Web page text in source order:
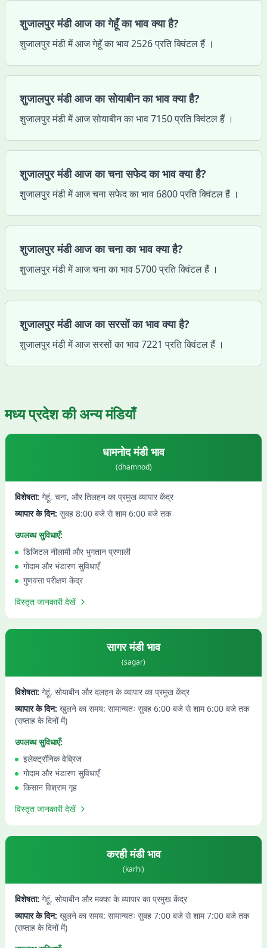
शुजालपुर मंडी आज का गेहूँ का भाव क्या है?
शुजालपुर मंडी में आज गेहूँ का भाव 2526 प्रति क्विंटल हैं ।
शुजालपुर मंडी आज का सोयाबीन का भाव क्या है?
शुजालपुर मंडी में आज सोयाबीन का भाव 7150 प्रति क्विंटल हैं ।
शुजालपुर मंडी आज का चना सफेद का भाव क्या है?
शुजालपुर मंडी में आज चना सफेद का भाव 6800 प्रति क्विंटल हैं ।
शुजालपुर मंडी आज का चना का भाव क्या है?
शुजालपुर मंडी में आज चना का भाव 5700 प्रति क्विंटल हैं ।
शुजालपुर मंडी आज का सरसों का भाव क्या है?
शुजालपुर मंडी में आज सरसों का भाव 7221 प्रति क्विंटल हैं ।
मध्य प्रदेशकी अन्य मंडियाँ
धामनोदमंडी भाव
(dhamnod)
विशेषता: गेहूं, चना, और तिलहन का प्रमुख व्यापार केंद्र
व्यापार के दिन: सुबह 8:00 बजे से शाम 6:00 बजे तक
उपलब्ध सुविधाएँ:
डिजिटल नीलामी और भुगतान प्रणाली
गोदाम और भंडारण सुविधाएँ
गुणवत्ता परीक्षण केंद्र
विस्तृत जानकारी देखें
सागरमंडी भाव
(sagar)
विशेषता: गेहूं, सोयाबीन और दलहन के व्यापार का प्रमुख केंद्र
व्यापार के दिन: खुलने का समय: सामान्यतः सुबह 6:00 बजे से शाम 6:00 बजे तक
(सप्ताह के दिनों में)
उपलब्ध सुविधाएँ:
इलेक्ट्रॉनिक वेब्रिज
गोदाम और भंडारण सुविधाएँ
किसान विश्राम गृह
विस्तृत जानकारी देखें
करहीमंडी भाव
(karhi)
विशेषता: गेहूं, सोयाबीन और मक्का के व्यापार का प्रमुख केंद्र
व्यापार के दिन: खुलने का समय: सामान्यतः सुबह 7:00 बजे से शाम 7:00 बजे तक
(सप्ताह के दिनों में)